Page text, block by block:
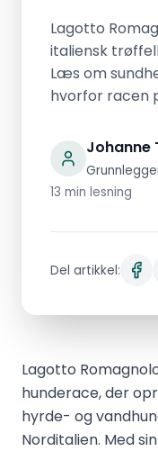
Lagotto
italiensk
Læs om
hvorfor racen
Johanne
13 min lesning
Del artikkel:
Lagotto
hunderace, der
hyrde- og
Norditalien. Med